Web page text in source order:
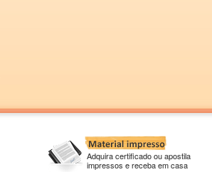
Adquira certificado ou apostila
impressos e receba em casa